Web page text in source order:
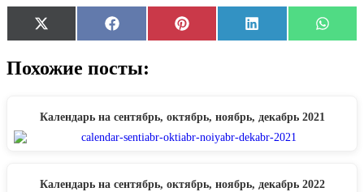
Share
on
X
(Twitter)
Share
on
Facebook
Share
on
Pinterest
Share
on
LinkedIn
Share
on
Похожие посты:
Календарь на сентябрь, октябрь, ноябрь, декабрь 2021
Календарь на сентябрь, октябрь, ноябрь, декабрь 2022